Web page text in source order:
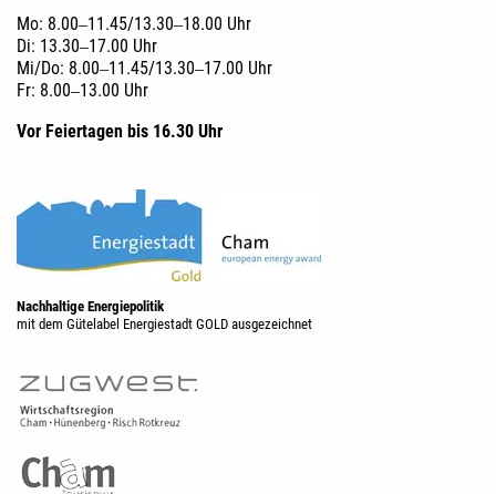
Mo: 8.00‒11.45/13.30‒18.00 Uhr
Di: 13.30‒17.00 Uhr
Mi/Do: 8.00‒11.45/13.30‒17.00 Uhr
Fr: 8.00‒13.00 Uhr
Vor Feiertagen bis 16.30 Uhr
Nachhaltige Energiepolitik
mit dem Gütelabel Energiestadt GOLD ausgezeichnet